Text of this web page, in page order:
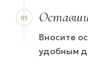
05
Вносите
удобным